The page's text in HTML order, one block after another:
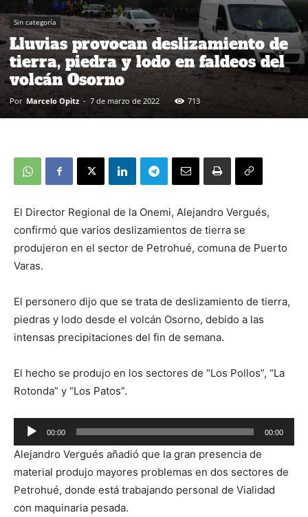
Sin categoría
Lluvias provocan deslizamiento de
tierra, piedra y lodo en faldeos del
volcán Osorno
Por Marcelo Opitz - 7 de marzo de 2022 713
El Director Regional de la Onemi, Alejandro Vergués,
confirmó que varios deslizamientos de tierra se
produjeron en el sector de Petrohué, comuna de Puerto
Varas.
El personero dijo que se trata de deslizamiento de tierra,
piedras y lodo desde el volcán Osorno, debido a las
intensas precipitaciones del fin de semana.
El hecho se produjo en los sectores de “Los Pollos”, “La
Rotonda” y “Los Patos”.
Reproductor
de
audio
00:00 00:00
Alejandro Vergués añadió que la gran presencia de
material produjo mayores problemas en dos sectores de
Petrohué, donde está trabajando personal de Vialidad
con maquinaria pesada.